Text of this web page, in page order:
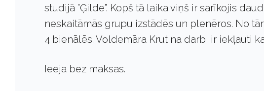
studijā ”Ģilde”. Kopš tā laika viņš ir sarīkojis
neskaitāmās grupu izstādēs un plenēros. No
4 bienālēs. Voldemāra Krutina darbi ir iekļauti
Ieeja bez maksas.